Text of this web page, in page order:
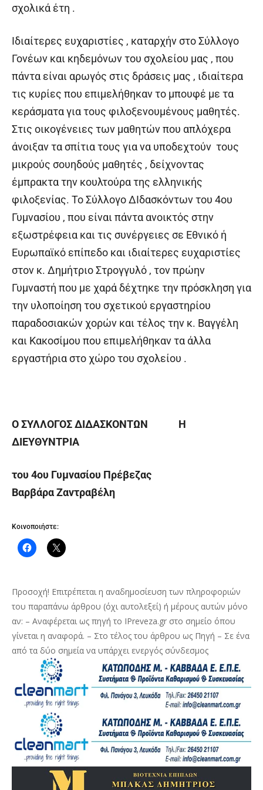
σχολικά έτη .
Ιδιαίτερες ευχαριστίες , καταρχήν στο Σύλλογο
Γονέων και κηδεμόνων του σχολείου μας , που
πάντα είναι αρωγός στις δράσεις μας , ιδιαίτερα
τις κυρίες που επιμελήθηκαν το μπουφέ με τα
κεράσματα για τους φιλοξενουμένους μαθητές.
Στις οικογένειες των μαθητών που απλόχερα
άνοιξαν τα σπίτια τους για να υποδεχτούν τους
μικρούς σουηδούς μαθητές , δείχνοντας
έμπρακτα την κουλτούρα της ελληνικής
φιλοξενίας. Το Σύλλογο ΔIδασκόντων του 4ου
Γυμνασίου , που είναι πάντα ανοικτός στην
εξωστρέφεια και τις συνέργειες σε Εθνικό ή
Ευρωπαϊκό επίπεδο και ιδιαίτερες ευχαριστίες
στον κ. Δημήτριο Στρογγυλό , τον πρώην
Γυμναστή που με χαρά δέχτηκε την πρόσκληση για
την υλοποίηση του σχετικού εργαστηρίου
παραδοσιακών χορών και τέλος την κ. Βαγγέλη
και Κακοσίμου που επιμελήθηκαν τα άλλα
εργαστήρια στο χώρο του σχολείου .
Ο ΣΥΛΛΟΓΟΣ ΔΙΔΑΣΚΟΝΤΩΝ
Η
ΔΙΕΥΘΥΝΤΡΙΑ
του 4ου Γυμνασίου Πρέβεζας
Βαρβάρα Ζαντραβέλη
Κοινοποιήστε:
Προσοχή! Επιτρέπεται η αναδημοσίευση των πληροφοριών
του παραπάνω άρθρου (όχι αυτολεξεί) ή μέρους αυτών μόνο
αν: – Αναφέρεται ως πηγή το IPreveza.gr στο σημείο όπου
γίνεται η αναφορά. – Στο τέλος του άρθρου ως Πηγή – Σε ένα
από τα δύο σημεία να υπάρχει ενεργός σύνδεσμος